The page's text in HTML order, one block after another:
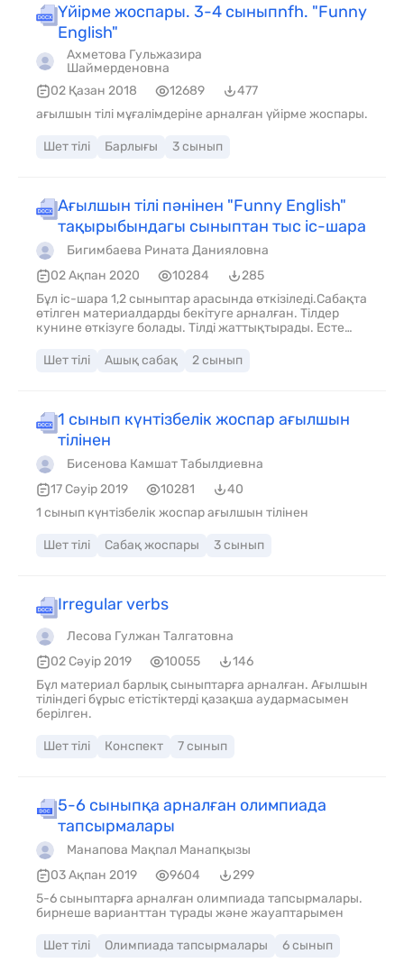
Үйірме жоспары. 3-4 сыныпnfh. "Funny
English"
Ахметова Гульжазира
Шаймерденовна
02 Қазан 2018
12689
477
ағылшын тілі мұғалімдеріне арналған үйірме жоспары.
Шет тілі Барлығы 3 сынып
Ағылшын тілі пәнінен "Funny English"
тақырыбындагы сыныптан тыс іс-шара
Бигимбаева Рината Данияловна
02 Ақпан 2020
10284
285
Бұл іс-шара 1,2 сыныптар арасында өткізіледі.Сабақта
өтілген материалдарды бекітуге арналған. Тілдер
кунине өткізуге болады. Тілді жаттықтырады. Есте
дамытады.жаңартылған бағдарламаға сай
Шет тілі Ашық сабақ 2 сынып
1 сынып күнтізбелік жоспар ағылшын
тілінен
Бисенова Камшат Табылдиевна
17 Сәуір 2019
10281
40
1 сынып күнтізбелік жоспар ағылшын тілінен
Шет тілі Сабақ жоспары 3 сынып
Irregular verbs
Лесова Гулжан Талгатовна
02 Сәуір 2019
10055
146
Бұл материал барлық сыныптарға арналған. Ағылшын
тіліндегі бұрыс етістіктерді қазақша аудармасымен
берілген.
Шет тілі Конспект 7 сынып
5-6 сыныпқа арналған олимпиада
тапсырмалары
Манапова Мақпал Манапқызы
03 Ақпан 2019
9604
299
5-6 сыныптарға арналған олимпиада тапсырмалары.
бирнеше варианттан түрады және жауаптарымен
Шет тілі Олимпиада тапсырмалары 6 сынып